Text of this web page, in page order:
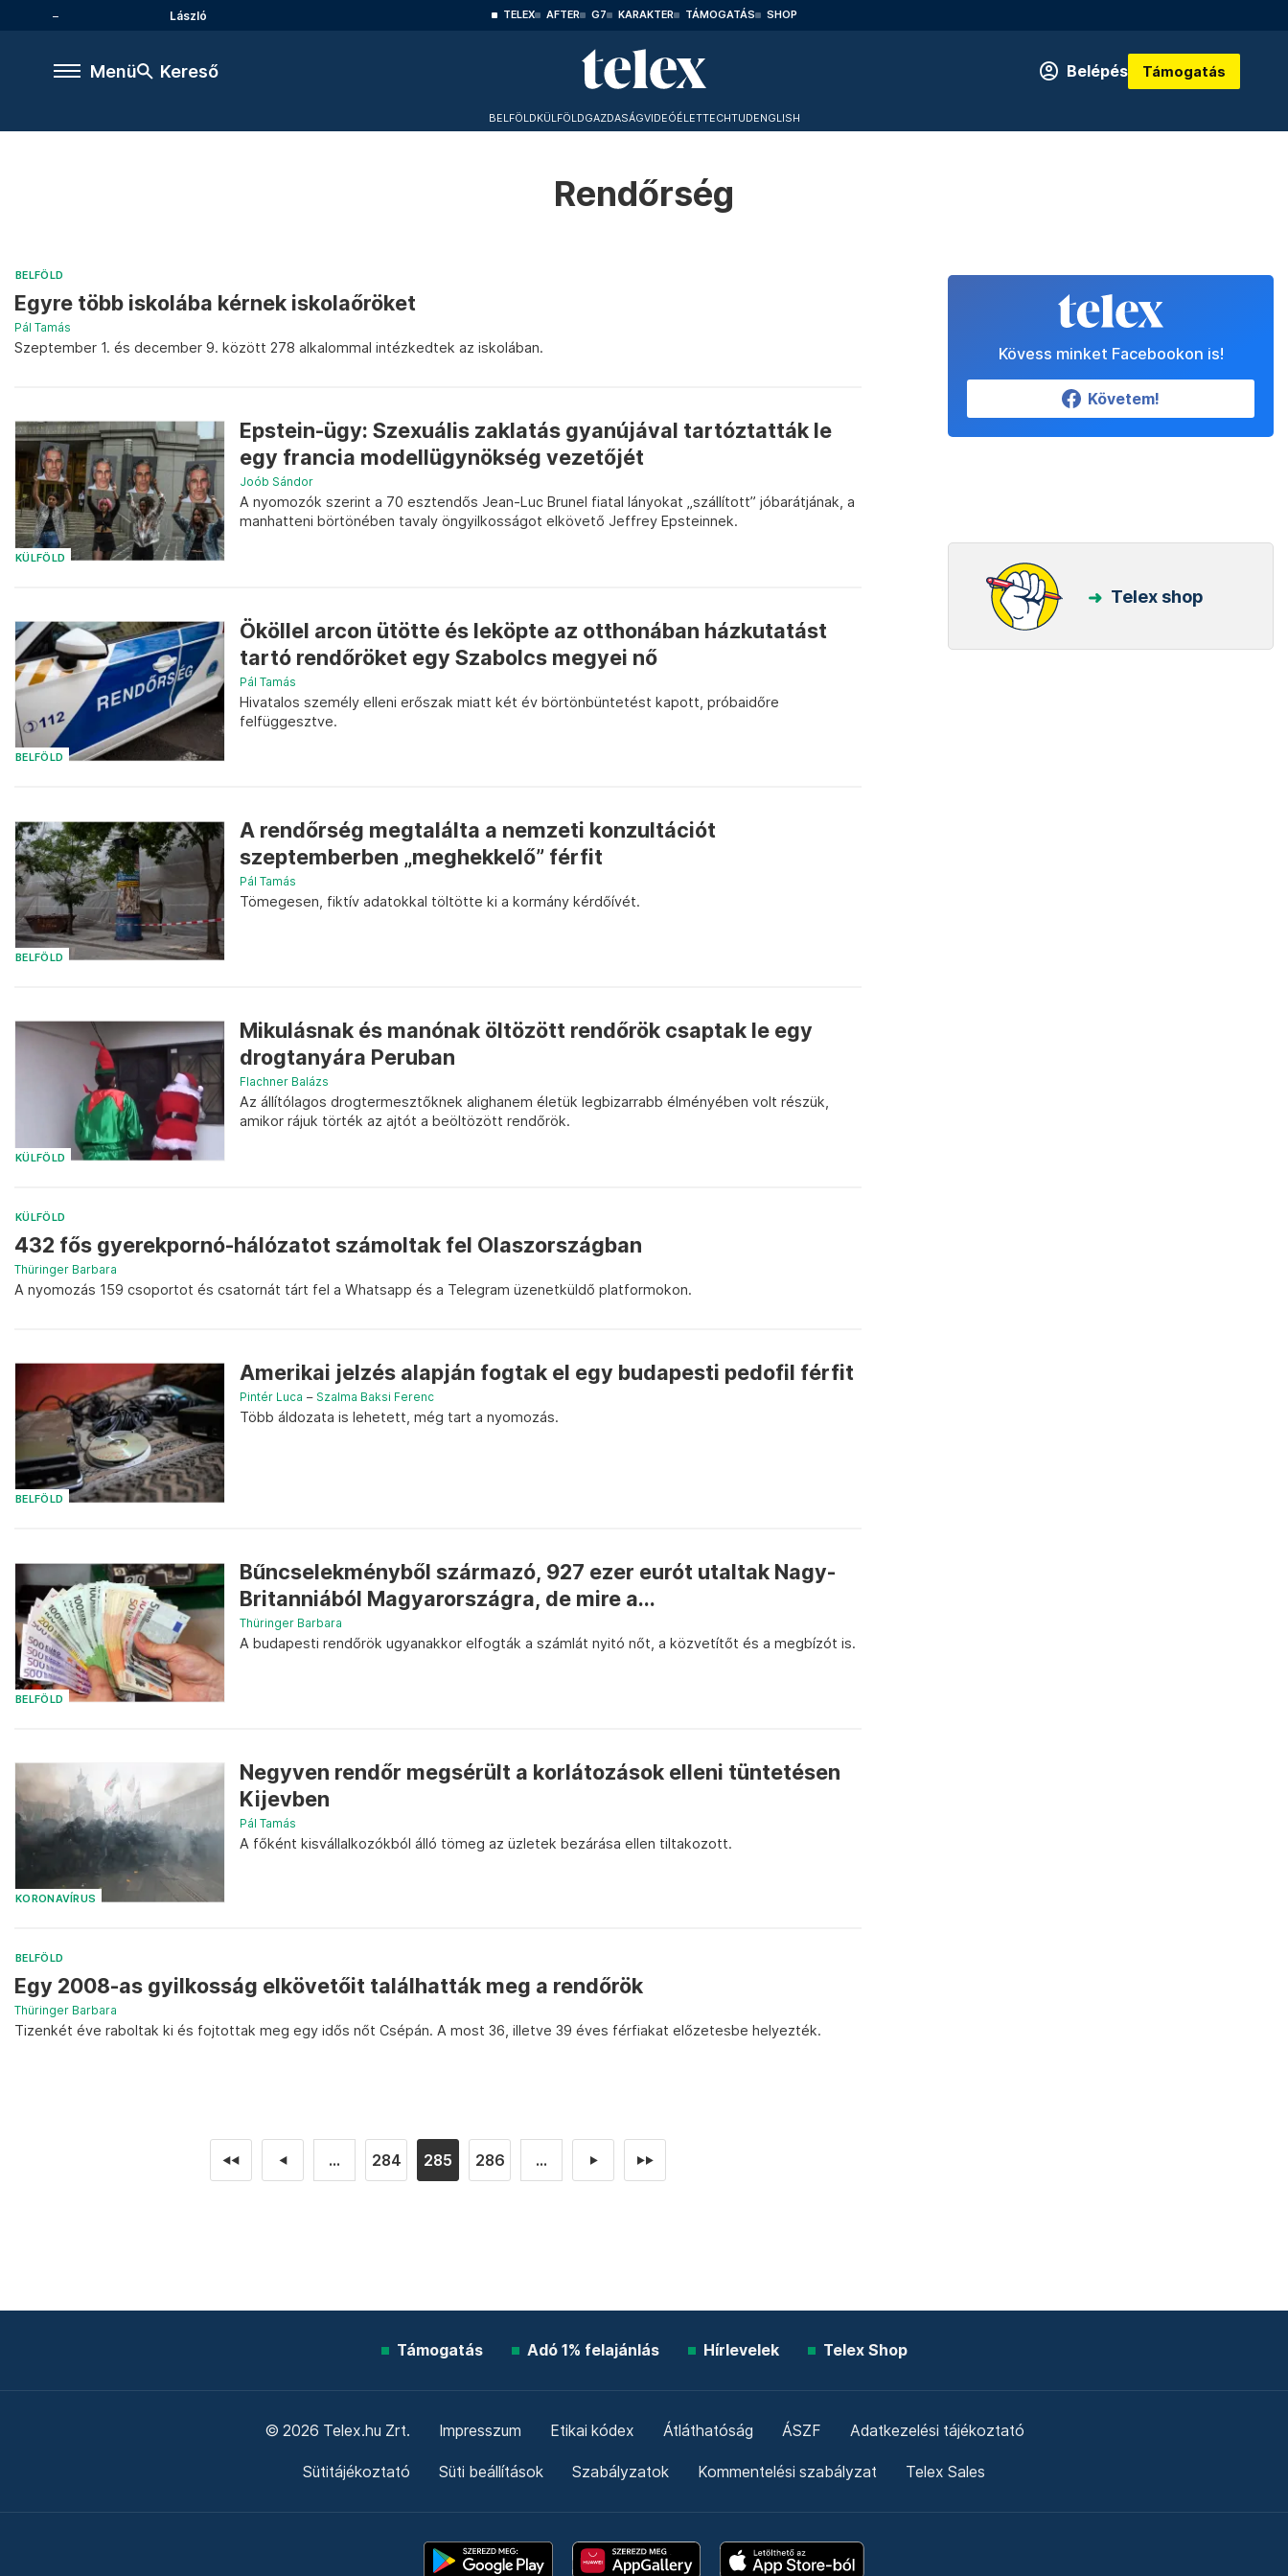
László TELEX AFTER G7 KARAKTER TÁMOGATÁS SHOP
Menü Kereső Belépés Támogatás
BELFÖLDKÜLFÖLDGAZDASÁGVIDEÓÉLETTECHTUDENGLISH
Rendőrség
BELFÖLD
Egyre több iskolába kérnek iskolaőröket
Pál Tamás
Szeptember 1. és december 9. között 278 alkalommal intézkedtek az iskolában.
KÜLFÖLD
Epstein-ügy: Szexuális zaklatás gyanújával tartóztatták le
egy francia modellügynökség vezetőjét
Joób Sándor
A nyomozók szerint a 70 esztendős Jean-Luc Brunel fiatal lányokat „szállított” jóbarátjának, a
manhatteni börtönében tavaly öngyilkosságot elkövető Jeffrey Epsteinnek.
BELFÖLD
Ököllel arcon ütötte és leköpte az otthonában házkutatást
tartó rendőröket egy Szabolcs megyei nő
Pál Tamás
Hivatalos személy elleni erőszak miatt két év börtönbüntetést kapott, próbaidőre
felfüggesztve.
BELFÖLD
A rendőrség megtalálta a nemzeti konzultációt
szeptemberben „meghekkelő” férfit
Pál Tamás
Tömegesen, fiktív adatokkal töltötte ki a kormány kérdőívét.
KÜLFÖLD
Mikulásnak és manónak öltözött rendőrök csaptak le egy
drogtanyára Peruban
Flachner Balázs
Az állítólagos drogtermesztőknek alighanem életük legbizarrabb élményében volt részük,
amikor rájuk törték az ajtót a beöltözött rendőrök.
KÜLFÖLD
432 fős gyerekpornó-hálózatot számoltak fel Olaszországban
Thüringer Barbara
A nyomozás 159 csoportot és csatornát tárt fel a Whatsapp és a Telegram üzenetküldő platformokon.
BELFÖLD
Amerikai jelzés alapján fogtak el egy budapesti pedofil férfit
Pintér Luca – Szalma Baksi Ferenc
Több áldozata is lehetett, még tart a nyomozás.
BELFÖLD
Bűncselekményből származó, 927 ezer eurót utaltak Nagy-
Britanniából Magyarországra, de mire a...
Thüringer Barbara
A budapesti rendőrök ugyanakkor elfogták a számlát nyitó nőt, a közvetítőt és a megbízót is.
KORONAVÍRUS
Negyven rendőr megsérült a korlátozások elleni tüntetésen
Kijevben
Pál Tamás
A főként kisvállalkozókból álló tömeg az üzletek bezárása ellen tiltakozott.
BELFÖLD
Egy 2008-as gyilkosság elkövetőit találhatták meg a rendőrök
Thüringer Barbara
Tizenkét éve raboltak ki és fojtottak meg egy idős nőt Csépán. A most 36, illetve 39 éves férfiakat előzetesbe helyezték.
◄◄ ◄ ... 284 285 286 ... ► ►►
Kövess minket Facebookon is!
Követem!
Telex shop
Támogatás Adó 1% felajánlás Hírlevelek Telex Shop
© 2026 Telex.hu Zrt. Impresszum Etikai kódex Átláthatóság ÁSZF Adatkezelési tájékoztató
Sütitájékoztató Süti beállítások Szabályzatok Kommentelési szabályzat Telex Sales